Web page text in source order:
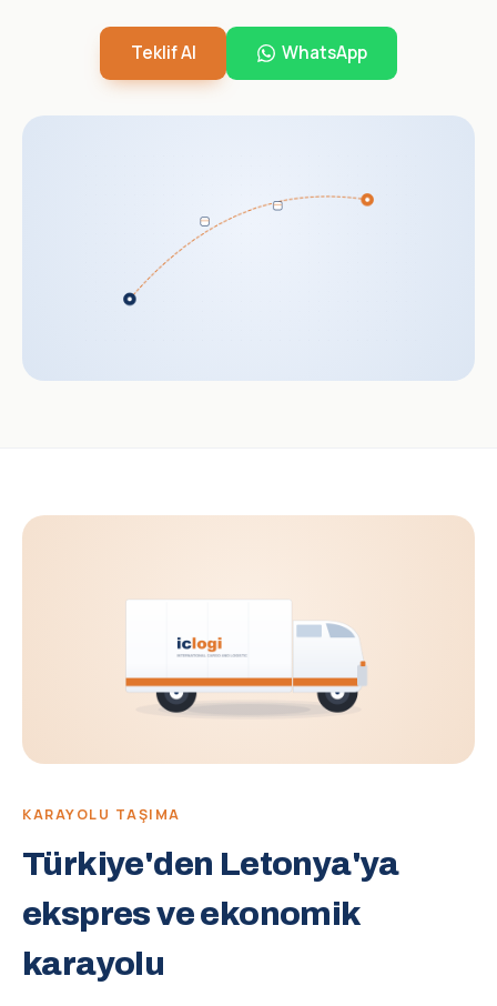
Teklif Al WhatsApp
KARAYOLU TAŞIMA
Türkiye'den Letonya'ya
ekspres ve ekonomik
karayolu